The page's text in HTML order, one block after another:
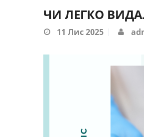
ЧИ ЛЕГКО
11 Лис 2025